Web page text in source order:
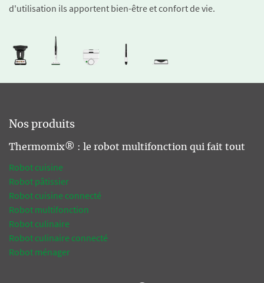
d'utilisation ils apportent bien-être et confort de vie.
Nos produits
Thermomix® : le robot multifonction qui fait tout
Robot cuisine
Robot pâtissier
Robot cuisine connecté
Robot multifonction
Robot culinaire
Robot culinaire connecté
Robot ménager